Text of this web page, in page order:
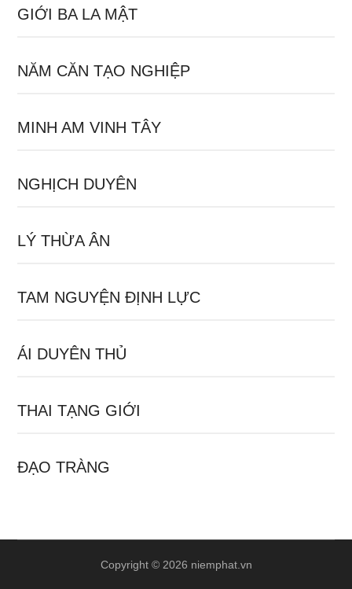
GIỚI BA LA MẬT
NĂM CĂN TẠO NGHIỆP
MINH AM VINH TÂY
NGHỊCH DUYÊN
LÝ THỪA ÂN
TAM NGUYỆN ĐỊNH LỰC
ÁI DUYÊN THỦ
THAI TẠNG GIỚI
ĐẠO TRÀNG
Copyright © 2026 niemphat.vn